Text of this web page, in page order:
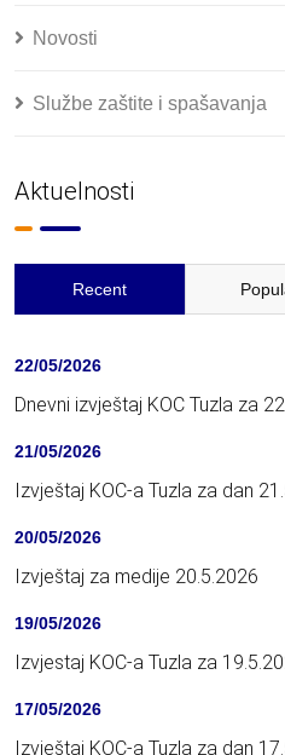
Novosti
Službe zaštite i spašavanja
Aktuelnosti
Recent
22/05/2026
Dnevni izvještaj KOC Tuzla za
21/05/2026
Izvještaj KOC-a Tuzla za dan
20/05/2026
Izvještaj za medije 20.5.2026
19/05/2026
Izvjestaj KOC-a Tuzla za
17/05/2026
Izvještaj KOC-a Tuzla za dan